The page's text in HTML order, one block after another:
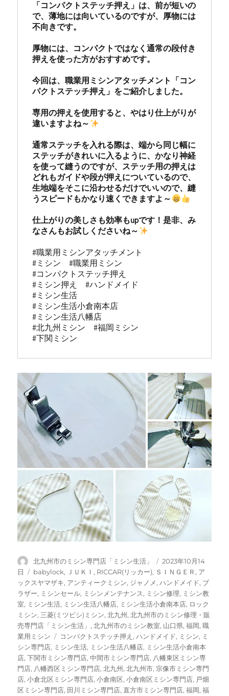
「コンパクトステッチ押え」は、前が短いの
で、薄地には向いているのですが、厚物には
不向きです。
厚物には、コンパクトではなく通常の段付き
押えを使った方がおすすめです。
今回は、職業用ミシンアタッチメント「コン
パクトステッチ押え」をご紹介しました。
専用の押えを使用すると、やはり仕上がりが
違いますよね～
通常ステッチを入れる際は、端から同じ幅に
ステッチがきれいに入るように、かなり神経
を使って縫うのですが、ステッチ用の押えは
どれもガイドや段が押えについているので、
生地端をそこに沿わせるだけでいいので、縫
うスピードもかなり速くできますよ～
仕上がりの美しさも効率もupです！是非、み
なさんもお試しくださいね～
#職業用ミシンアタッチメント
#ミシン　#職業用ミシン
#コンパクトステッチ押え
#ミシン押え　#ハンドメイド
#ミシン生活
#ミシン生活小倉南本店
#ミシン生活八幡店
#北九州ミシン　#福岡ミシン
#下関ミシン
投
稿
者
北九州市のミシン専門店「ミシン生活」
投
稿
日:
2023年10月14
日
カ
テ
ゴ
リ
ー
babylock, ＪＵＫＩ , RICCAR(リッカー), ＳＩＮＧＥＲ , ア
ックスヤマザキ, アンティークミシン, ジャノメ,ハンドメイド, ブ
ラザー, ミシンセール, ミシンメンテナンス, ミシン修理, ミシン教
室, ミシン生活, ミシン生活八幡店, ミシン生活小倉南本店, ロック
ミシン, 三菱(ミツビシ)ミシン,北九州 ,北九州市のミシン修理・販
売専門店「ミシン生活」 ,北九州市のミシン教室, 山口県,福岡,職
業用ミシン
タ
グ
コンパクトステッチ押え ,ハンドメイド, ミシン, ミ
シン専門店, ミシン生活, ミシン生活八幡店, ミシン生活小倉南本
店,下関市ミシン専門店,中間市ミシン専門店, 八幡東区ミシン専
門店, 八幡西区ミシン専門店,北九州 ,北九州市, 宗像市ミシン専門
店,小倉北区ミシン専門店,小倉南区,小倉南区ミシン専門店, 戸畑
区ミシン専門店, 田川ミシン専門店, 直方市ミシン専門店,福岡,福